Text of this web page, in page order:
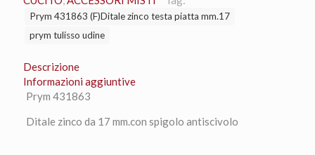
mm.17
quantità
Prym 431863 (F)Ditale zinco testa piatta mm.17
prym tulisso udine
Descrizione
Informazioni aggiuntive
Prym 431863
Ditale zinco da 17 mm.con spigolo antiscivolo